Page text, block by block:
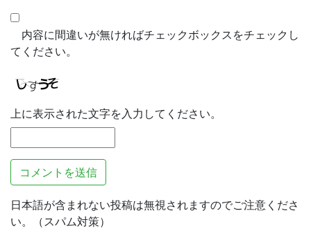
内容に間違いが無ければチェックボックスをチェックし
てください。
上に表示された文字を入力してください。
日本語が含まれない投稿は無視されますのでご注意くださ
い。（スパム対策）